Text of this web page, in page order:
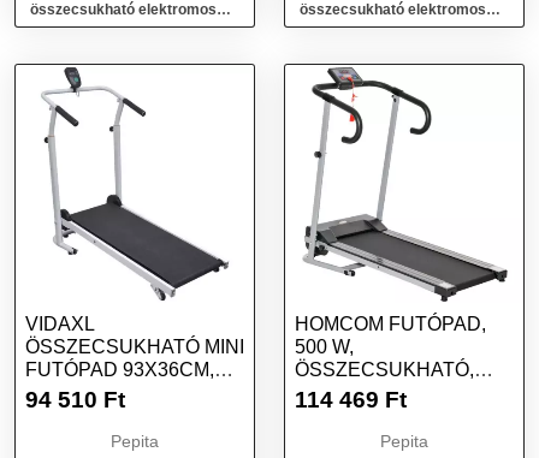
összecsukható elektromos
roller, X8 PRO, 350W, 6Ah...
összecsukható elektromos
roller gyerekeknek, TRE M2...
VIDAXL
ÖSSZECSUKHATÓ MINI
FUTÓPAD 93X36CM,
FEKETE, MAXIMÁLIS
94 510 Ft
Pepita
HOMCOM FUTÓPAD,
500 W,
ÖSSZECSUKHATÓ,
LCD KÉPERNYŐ,
114 469 Ft
Pepita